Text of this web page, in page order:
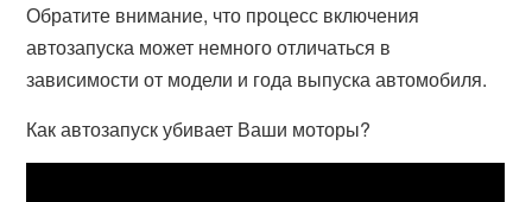
Обратите внимание, что процесс включения
автозапуска может немного отличаться в
зависимости от модели и года выпуска автомобиля.
Как автозапуск убивает Ваши моторы?